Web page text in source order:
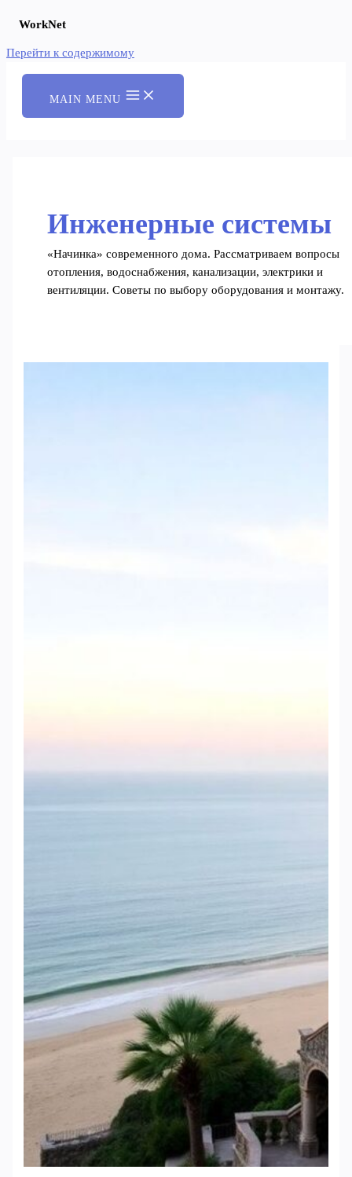
WorkNet
Перейти к содержимому
MAIN MENU
Инженерные системы
«Начинка» современного дома. Рассматриваем вопросы
отопления, водоснабжения, канализации, электрики и
вентиляции. Советы по выбору оборудования и монтажу.